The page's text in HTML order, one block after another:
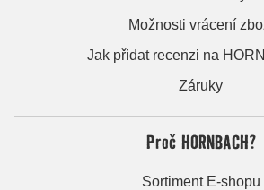
Možnosti vrácení
Jak přidat recenzi na
Záruky
Proč HORNBACH?
Sortiment E-shopu